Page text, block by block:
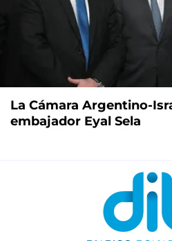
La Cámara Argentino-
embajador Eyal Sela